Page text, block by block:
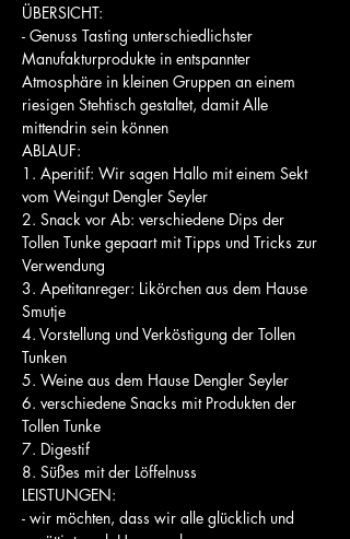
ÜBERSICHT:
- Genuss Tasting unterschiedlichster
Manufakturprodukte in entspannter
Atmosphäre in kleinen Gruppen an einem
riesigen Stehtisch gestaltet, damit Alle
mittendrin sein können
ABLAUF:
1. Aperitif: Wir sagen Hallo mit einem Sekt
vom Weingut Dengler Seyler
2. Snack vor Ab: verschiedene Dips der
Tollen Tunke gepaart mit Tipps und Tricks zur
Verwendung
3. Apetitanreger: Likörchen aus dem Hause
Smutje
4. Vorstellung und Verköstigung der Tollen
Tunken
5. Weine aus dem Hause Dengler Seyler
6. verschiedene Snacks mit Produkten der
Tollen Tunke
7. Digestif
8. Süßes mit der Löffelnuss
LEISTUNGEN:
- wir möchten, dass wir alle glücklich und